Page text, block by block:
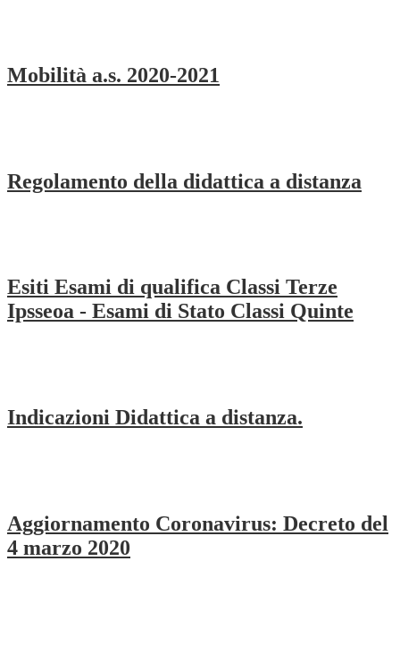
Mobilità a.s. 2020-2021
Regolamento della didattica a distanza
Esiti Esami di qualifica Classi Terze
Ipsseoa - Esami di Stato Classi Quinte
Indicazioni Didattica a distanza.
Aggiornamento Coronavirus: Decreto del
4 marzo 2020